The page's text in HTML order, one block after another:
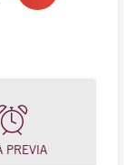
PREVIA